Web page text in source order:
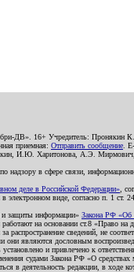
ДВ». 16+ Учредитель:
приемная: Отправить сообщение .
И.Ю. Харитонова, А.Э.
надзору в сфере связи,
деле в Российской Федерации» ,
виде, согласно п. 1 ст.
и защиты информации» Закона РФ «Об
на основании ст.8 «Право
сведений, не
являются дословным
и привлечено к
судами Закона РФ «О
в деятельность редакции, в ходе